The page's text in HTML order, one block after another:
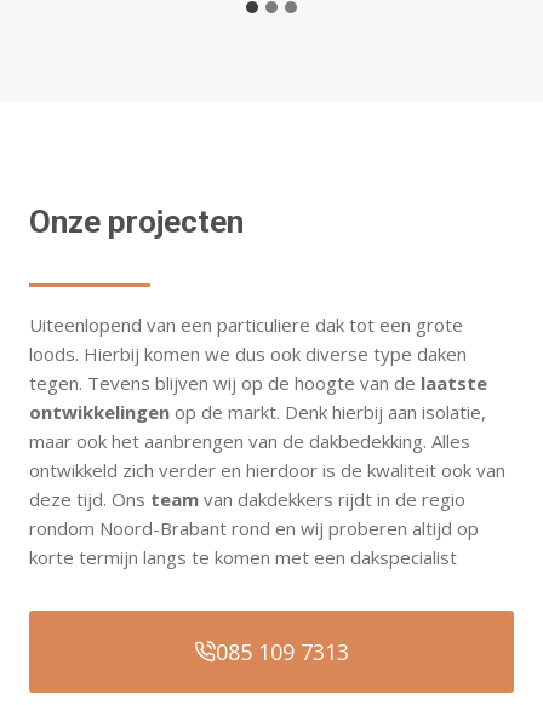
Onze projecten
Uiteenlopend van een particuliere dak tot een grote
loods. Hierbij komen we dus ook diverse type daken
tegen. Tevens blijven wij op de hoogte van de laatste
ontwikkelingen op de markt. Denk hierbij aan isolatie,
maar ook het aanbrengen van de dakbedekking. Alles
ontwikkeld zich verder en hierdoor is de kwaliteit ook van
deze tijd. Ons team van dakdekkers rijdt in de regio
rondom Noord-Brabant rond en wij proberen altijd op
korte termijn langs te komen met een dakspecialist
085 109 7313